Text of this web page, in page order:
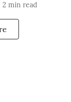
2 min read